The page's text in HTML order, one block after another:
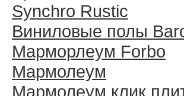
Synchro Rustic
Виниловые полы
Марморлеум Forbo
Мармолеум
Мармолеум клик